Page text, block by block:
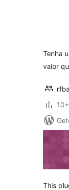
Tenha
valor
This